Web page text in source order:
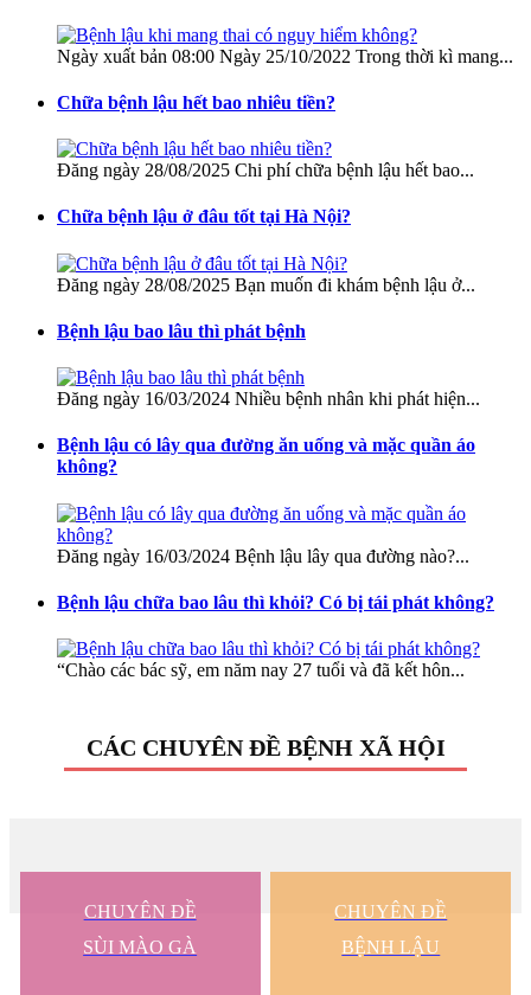
Ngày xuất bản 08:00 Ngày 25/10/2022 Trong thời kì mang...
Chữa bệnh lậu hết bao nhiêu tiền?
Đăng ngày 28/08/2025 Chi phí chữa bệnh lậu hết bao...
Chữa bệnh lậu ở đâu tốt tại Hà Nội?
Đăng ngày 28/08/2025 Bạn muốn đi khám bệnh lậu ở...
Bệnh lậu bao lâu thì phát bệnh
Đăng ngày 16/03/2024 Nhiều bệnh nhân khi phát hiện...
Bệnh lậu có lây qua đường ăn uống và mặc quần áo
không?
Đăng ngày 16/03/2024 Bệnh lậu lây qua đường nào?...
Bệnh lậu chữa bao lâu thì khỏi? Có bị tái phát không?
“Chào các bác sỹ, em năm nay 27 tuổi và đã kết hôn...
CÁC CHUYÊN ĐỀ BỆNH XÃ HỘI
CHUYÊN ĐỀ
SÙI MÀO GÀ
CHUYÊN ĐỀ
BỆNH LẬU